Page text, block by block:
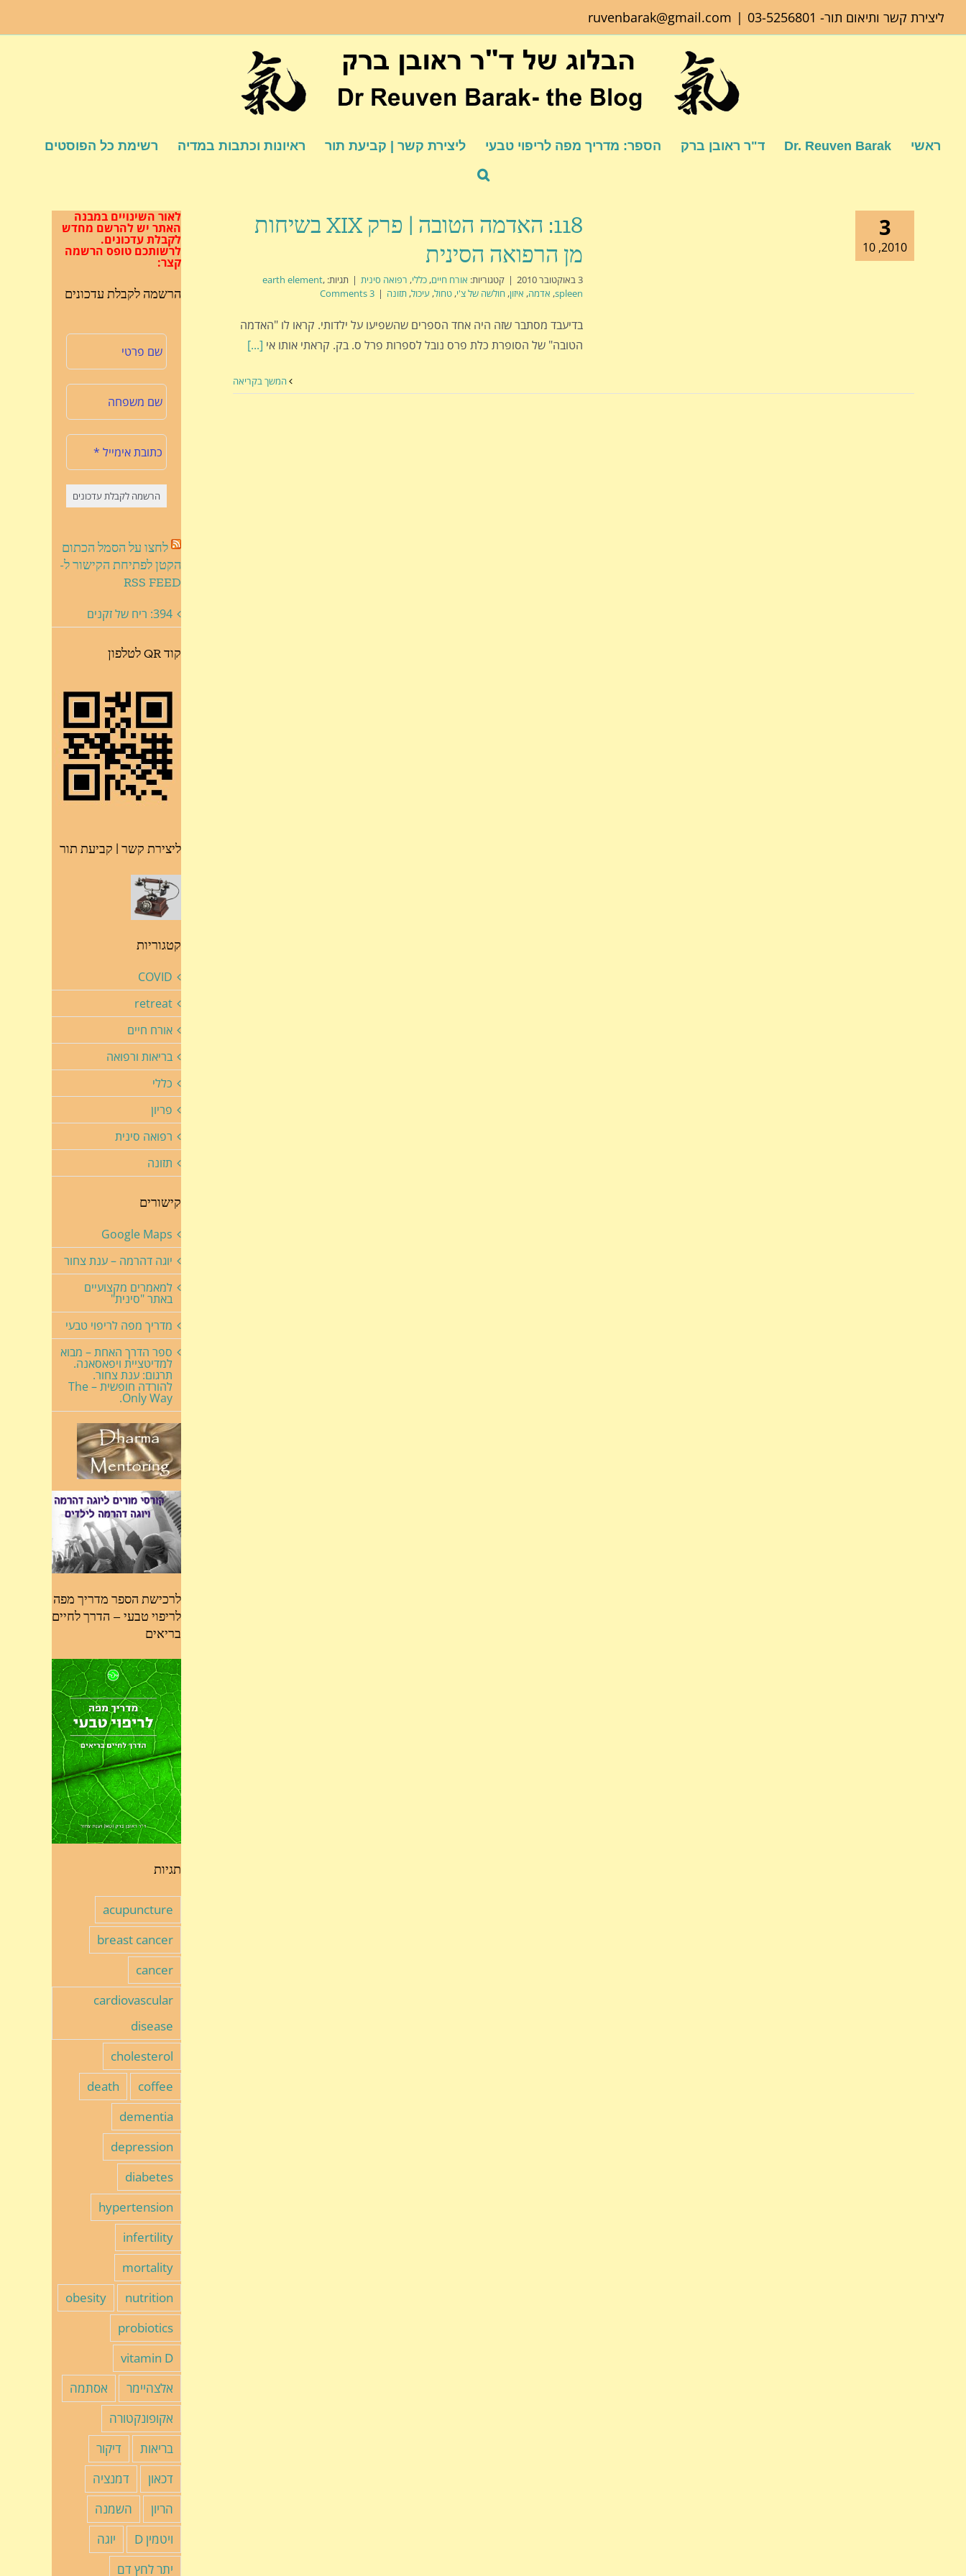
ליצירת קשר ותיאום תור- 03-5256801
|
ruvenbarak@gmail.com
ראשי Dr. Reuven Barak ד"ר ראובן ברק הספר: מדריך מפה לריפוי טבעי ליצירת קשר | קביעת תור ראיונות וכתבות במדיה רשימת כל הפוסטים
3
2010, 10
118: האדמה הטובה | פרק XIX בשיחות
מן הרפואה הסינית
3 באוקטובר 2010 | קטגוריות: אורח חיים, כללי, רפואה סינית | תגיות: earth element,
spleen
, אדמה, איזון, חולשה של צ'י, טחול, עיכול, תזונה |
3 Comments
בדיעבד מסתבר שזה היה אחד הספרים שהשפיעו על ילדותי. קראו לו "האדמה
הטובה" של הסופרת כלת פרס נובל לספרות פרל ס. בק. קראתי אותו אי [...]
המשך בקריאה
לאור השינויים במבנה
האתר יש להרשם מחדש
לקבלת עדכונים.
לרשותכם טופס הרשמה
קצר:
הרשמה לקבלת עדכונים
לחצו על הסמל הכתום
הקטן לפתיחת הקישור ל-
RSS FEED
394: ריח של זקנים
קוד QR לטלפון
ליצירת קשר | קביעת תור
קטגוריות
COVID
retreat
אורח חיים
בריאות ורפואה
כללי
פריון
רפואה סינית
תזונה
קישורים
Google Maps
יוגה דהרמה – ענת צחור
למאמרים מקצועיים
באתר "סינית"
מדריך מפה לריפוי טבעי
ספר הדרך האחת – מבוא
למדיטציית ויפאסאנה.
תרגום: ענת צחור.
להורדה חופשית – The
Only Way.
לרכישת הספר מדריך מפה
לריפוי טבעי – הדרך לחיים
בריאים
תגיות
acupuncture
breast cancer
cancer
cardiovascular
disease
cholesterol
coffee
death
dementia
depression
diabetes
hypertension
infertility
mortality
nutrition
obesity
probiotics
vitamin D
אלצהיימר
אסתמה
אקופונקטורה
בריאות
דיקור
דכאון
דמנציה
הריון
השמנה
ויטמין D
יוגה
יתר לחץ דם